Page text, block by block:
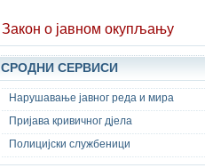
Закон о јавном окупљању
СРОДНИ СЕРВИСИ
Нарушавање јавног реда и мира
Пријава кривичног дјела
Полицијски службеници